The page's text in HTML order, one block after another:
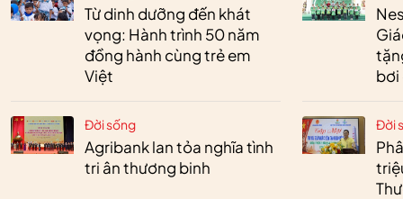
Từ dinh dưỡng đến khát
vọng: Hành trình 50 năm
đồng hành cùng trẻ em
Việt
Đời sống
Agribank lan tỏa nghĩa tình
tri ân thương binh
bơi
Đời